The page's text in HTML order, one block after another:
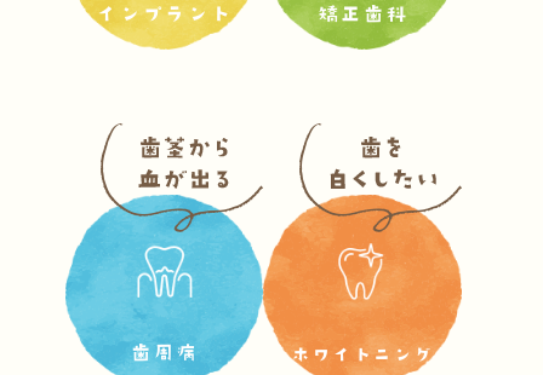
インプラント 矯正歯科
歯周病 ホワイトニング